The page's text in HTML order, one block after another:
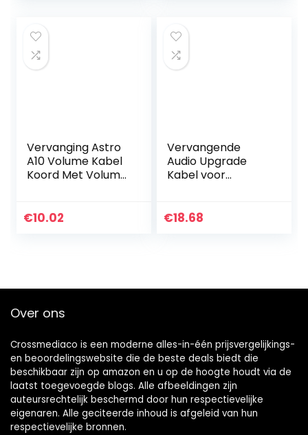
Vervanging Astro
A10 Volume Kabel
Koord Met Volume
A40/A40TR
€10.02
Vervangende
Audio Upgrade
Kabel voor
HD58X, HD660S,
€18.68
Over ons
Crossmediaco is een moderne alles-in-één prijsvergelijkings-
en beoordelingswebsite die de beste deals biedt die
beschikbaar zijn op amazon en u op de hoogte houdt via de
laatst toegevoegde blogs. Alle afbeeldingen zijn
auteursrechtelijk beschermd door hun respectievelijke
eigenaren. Alle geciteerde inhoud is afgeleid van hun
respectievelijke bronnen.